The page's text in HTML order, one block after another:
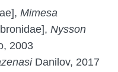
Mimesa
Nysson
2003
Danilov, 2017